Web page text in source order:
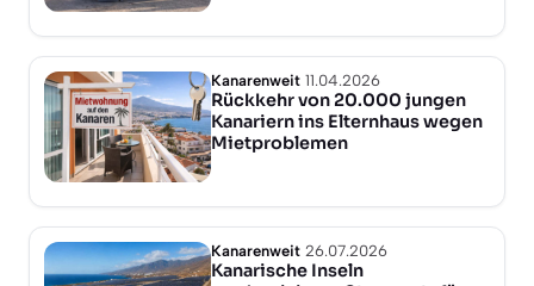
Kanarenweit 11.04.2026
Rückkehr von 20.000 jungen
Kanariern ins Elternhaus wegen
Mietproblemen
Kanarenweit 26.07.2026
Kanarische Inseln